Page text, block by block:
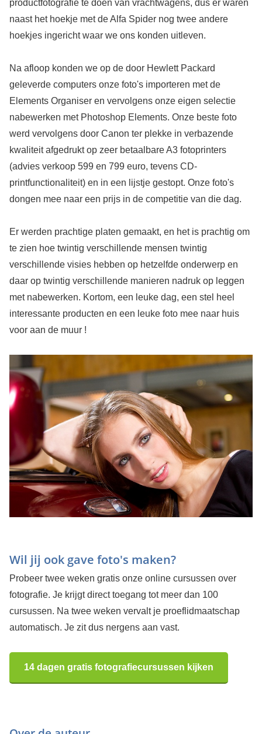
productfotografie te doen van vrachtwagens, dus er waren
naast het hoekje met de Alfa Spider nog twee andere
hoekjes ingericht waar we ons konden uitleven.
Na afloop konden we op de door Hewlett Packard
geleverde computers onze foto's importeren met de
Elements Organiser en vervolgens onze eigen selectie
nabewerken met Photoshop Elements. Onze beste foto
werd vervolgens door Canon ter plekke in verbazende
kwaliteit afgedrukt op zeer betaalbare A3 fotoprinters
(advies verkoop 599 en 799 euro, tevens CD-
printfunctionaliteit) en in een lijstje gestopt. Onze foto's
dongen mee naar een prijs in de competitie van die dag.
Er werden prachtige platen gemaakt, en het is prachtig om
te zien hoe twintig verschillende mensen twintig
verschillende visies hebben op hetzelfde onderwerp en
daar op twintig verschillende manieren nadruk op leggen
met nabewerken. Kortom, een leuke dag, een stel heel
interessante producten en een leuke foto mee naar huis
voor aan de muur !
Wil jij ook gave foto's maken?
Probeer twee weken gratis onze online cursussen over
fotografie. Je krijgt direct toegang tot meer dan 100
cursussen. Na twee weken vervalt je proeflidmaatschap
automatisch. Je zit dus nergens aan vast.
14 dagen gratis fotografiecursussen kijken